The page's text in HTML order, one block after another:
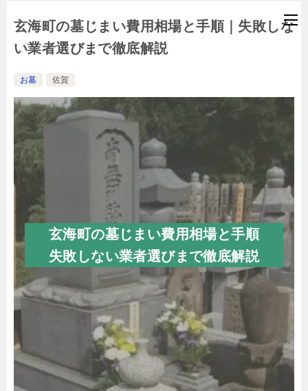
玄海町の墓じまい費用相場と手順｜失敗しな
い業者選びまで徹底解説
お墓 佐賀
玄海町の墓じまい費用相場と手順
失敗しない業者選びまで徹底解説